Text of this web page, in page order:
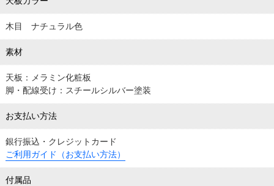
木目 ナチュラル色
素材
天板：メラミン化粧板
脚・配線受け：スチールシルバー塗装
お支払い方法
銀行振込・クレジットカード
ご利用ガイド（お支払い方法）
付属品